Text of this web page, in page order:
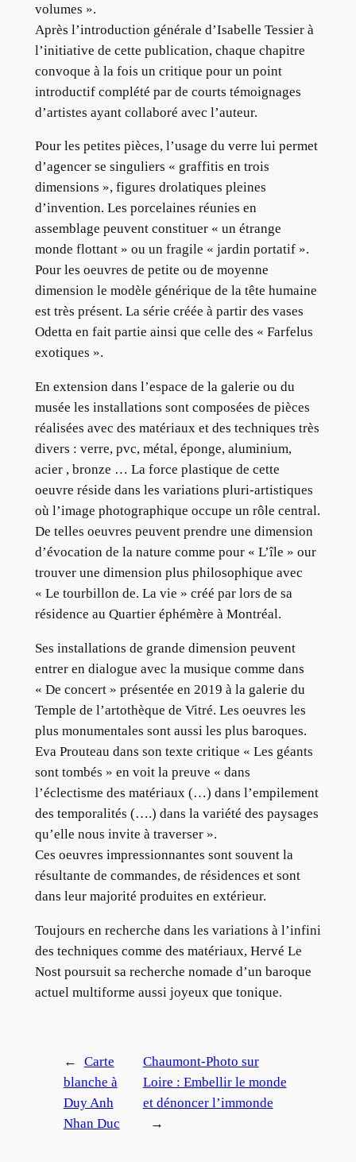
volumes ».
Après l’introduction générale d’Isabelle Tessier à
l’initiative de cette publication, chaque chapitre
convoque à la fois un critique pour un point
introductif complété par de courts témoignages
d’artistes ayant collaboré avec l’auteur.
Pour les petites pièces, l’usage du verre lui permet
d’agencer se singuliers « graffitis en trois
dimensions », figures drolatiques pleines
d’invention. Les porcelaines réunies en
assemblage peuvent constituer « un étrange
monde flottant » ou un fragile « jardin portatif ».
Pour les oeuvres de petite ou de moyenne
dimension le modèle générique de la tête humaine
est très présent. La série créée à partir des vases
Odetta en fait partie ainsi que celle des « Farfelus
exotiques ».
En extension dans l’espace de la galerie ou du
musée les installations sont composées de pièces
réalisées avec des matériaux et des techniques très
divers : verre, pvc, métal, éponge, aluminium,
acier , bronze … La force plastique de cette
oeuvre réside dans les variations pluri-artistiques
où l’image photographique occupe un rôle central.
De telles oeuvres peuvent prendre une dimension
d’évocation de la nature comme pour « L’île » our
trouver une dimension plus philosophique avec
« Le tourbillon de. La vie » créé par lors de sa
résidence au Quartier éphémère à Montréal.
Ses installations de grande dimension peuvent
entrer en dialogue avec la musique comme dans
« De concert » présentée en 2019 à la galerie du
Temple de l’artothèque de Vitré. Les oeuvres les
plus monumentales sont aussi les plus baroques.
Eva Prouteau dans son texte critique « Les géants
sont tombés » en voit la preuve « dans
l’éclectisme des matériaux (…) dans l’empilement
des temporalités (….) dans la variété des paysages
qu’elle nous invite à traverser ».
Ces oeuvres impressionnantes sont souvent la
résultante de commandes, de résidences et sont
dans leur majorité produites en extérieur.
Toujours en recherche dans les variations à l’infini
des techniques comme des matériaux, Hervé Le
Nost poursuit sa recherche nomade d’un baroque
actuel multiforme aussi joyeux que tonique.
←
Carte
blanche à
Duy Anh
Nhan Duc
Chaumont-Photo sur
Loire : Embellir le monde
et dénoncer l’immonde
→